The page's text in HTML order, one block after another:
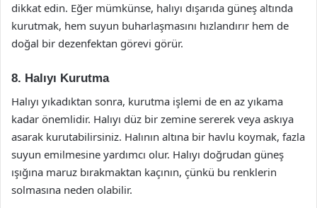
dikkat edin. Eğer mümkünse, halıyı dışarıda güneş altında
kurutmak, hem suyun buharlaşmasını hızlandırır hem de
doğal bir dezenfektan görevi görür.
8. Halıyı Kurutma
Halıyı yıkadıktan sonra, kurutma işlemi de en az yıkama
kadar önemlidir. Halıyı düz bir zemine sererek veya askıya
asarak kurutabilirsiniz. Halının altına bir havlu koymak, fazla
suyun emilmesine yardımcı olur. Halıyı doğrudan güneş
ışığına maruz bırakmaktan kaçının, çünkü bu renklerin
solmasına neden olabilir.